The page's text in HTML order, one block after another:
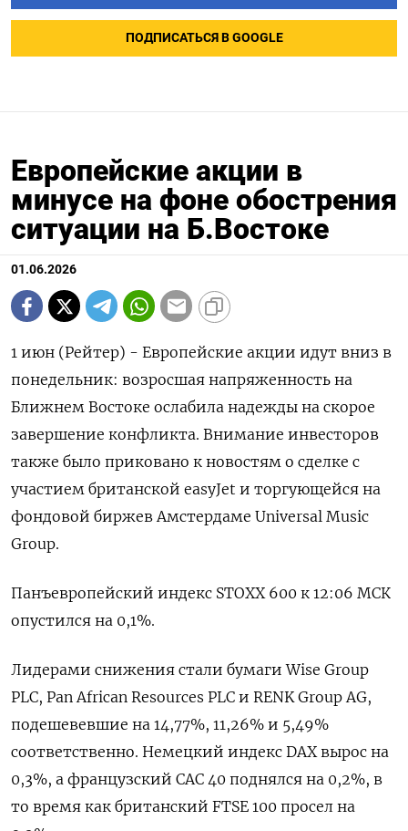
ПОДПИСАТЬСЯ В GOOGLE
Европейские акции в
минусе на фоне обострения
ситуации на Б.Востоке
01.06.2026
1 июн (Рейтер) - Европейские акции идут вниз в
понедельник: возросшая напряженность ‌на
Ближнем Востоке ослабила надежды на скорое
завершение конфликта. Внимание инвесторов
также ​было ​приковано ​к новостям ⁠о сделке ‌с
участием британской easyJet ‌и торгующейся на
фондовой биржев ​Амстердаме Universal Music
Group.
Панъевропейский ‌индекс STOXX 600 к ​12:06 МСК
опустился на 0,1%.
Лидерами ‌снижения стали бумаги Wise Group
PLC, Pan African Resources ​PLC ​и ‌RENK Group AG,
подешевевшие на ​14,77%, 11,26% и 5,49%
соответственно. Немецкий индекс DAX вырос на
0,3%, а французский CAC 40 поднялся на 0,2%, в ​
то время ⁠как британский FTSE 100 просел на